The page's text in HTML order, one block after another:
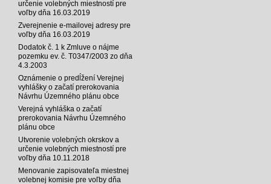
určenie volebných miestností pre
voľby dňa 16.03.2019
Zverejnenie e-mailovej adresy pre
voľby dňa 16.03.2019
Dodatok č. 1 k Zmluve o nájme
pozemku ev. č. T0347/2003 zo dňa
4.3.2003
Oznámenie o predĺžení Verejnej
vyhlášky o začatí prerokovania
Návrhu Územného plánu obce
Verejná vyhláška o začatí
prerokovania Návrhu Územného
plánu obce
Utvorenie volebných okrskov a
určenie volebných miestností pre
voľby dňa 10.11.2018
Menovanie zapisovateľa miestnej
volebnej komisie pre voľby dňa